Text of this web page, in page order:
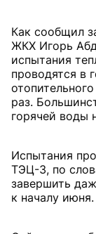
Как сообщил
ЖКХ Игорь
испытания
проводятся в
раз.
горячей воды
Испытания
ТЭЦ-3, по
завершить
к началу июня.